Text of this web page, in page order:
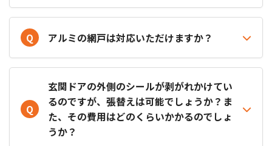
Q アルミの網戸は対応いただけますか？
Q
玄関ドアの外側のシールが剥がれかけてい
るのですが、張替えは可能でしょうか？ま
た、その費用はどのくらいかかるのでしょ
うか？